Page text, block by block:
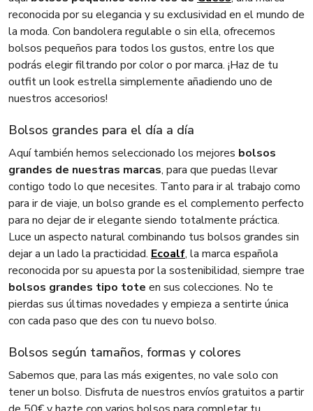
reconocida por su elegancia y su exclusividad en el mundo de
la moda. Con bandolera regulable o sin ella, ofrecemos
bolsos pequeños para todos los gustos, entre los que
podrás elegir filtrando por color o por marca. ¡Haz de tu
outfit un look estrella simplemente añadiendo uno de
nuestros accesorios!
Bolsos grandes para el día a día
Aquí también hemos seleccionado los mejores bolsos
grandes de nuestras marcas, para que puedas llevar
contigo todo lo que necesites. Tanto para ir al trabajo como
para ir de viaje, un bolso grande es el complemento perfecto
para no dejar de ir elegante siendo totalmente práctica.
Luce un aspecto natural combinando tus bolsos grandes sin
dejar a un lado la practicidad. Ecoalf, la marca española
reconocida por su apuesta por la sostenibilidad, siempre trae
bolsos grandes tipo tote en sus colecciones. No te
pierdas sus últimas novedades y empieza a sentirte única
con cada paso que des con tu nuevo bolso.
Bolsos según tamaños, formas y colores
Sabemos que, para las más exigentes, no vale solo con
tener un bolso. Disfruta de nuestros envíos gratuitos a partir